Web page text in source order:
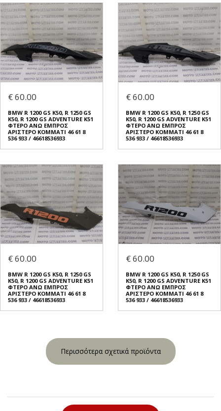
€ 60.00
BMW R 1200 GS K50, R 1250 GS
K50, R 1200 GS ADVENTURE K51
ΦΤΕΡO ΑΝΩ ΕΜΠΡΟΣ
ΑΡΙΣΤΕΡΟ ΚΟΜΜΑΤΙ 46 61 8
536 933 / 46618536933
€ 60.00
BMW R 1200 GS K50, R 1250 GS
K50, R 1200 GS ADVENTURE K51
ΦΤΕΡO ΑΝΩ ΕΜΠΡΟΣ
ΑΡΙΣΤΕΡΟ ΚΟΜΜΑΤΙ 46 61 8
536 933 / 46618536933
€ 60.00
BMW R 1200 GS K50, R 1250 GS
K50, R 1200 GS ADVENTURE K51
ΦΤΕΡO ΑΝΩ ΕΜΠΡΟΣ
ΑΡΙΣΤΕΡΟ ΚΟΜΜΑΤΙ 46 61 8
536 933 / 46618536933
€ 60.00
BMW R 1200 GS K50, R 1250 GS
K50, R 1200 GS ADVENTURE K51
ΦΤΕΡO ΑΝΩ ΕΜΠΡΟΣ
ΑΡΙΣΤΕΡΟ ΚΟΜΜΑΤΙ 46 61 8
536 933 / 46618536933
Περισσότερα σχετικά προϊόντα